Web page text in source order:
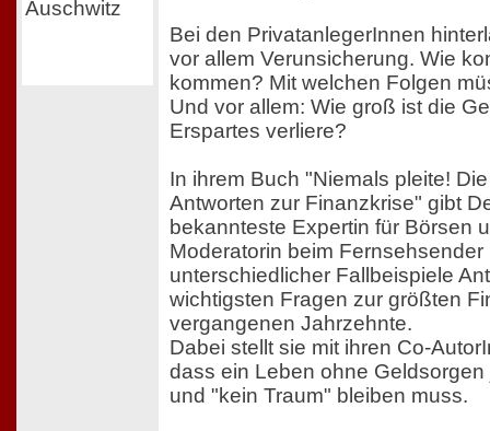
Bei den PrivatanlegerInnen
vor allem Verunsicherung. Wie
kommen? Mit welchen Folgen
Und vor allem: Wie groß ist die
Erspartes verliere?
In ihrem Buch "Niemals pleite!
Antworten zur Finanzkrise" gibt
bekannteste Expertin für Börsen
Moderatorin beim
unterschiedlicher Fallbeispiele
wichtigsten Fragen zur größten
vergangenen Jahrzehnte.
Dabei stellt sie mit ihren Co-
dass ein Leben ohne
und "kein Traum" bleiben muss.